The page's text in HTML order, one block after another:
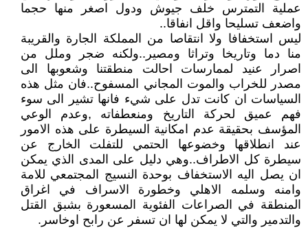
عملية التمترس خلف جيوش ودول اصغر منها حجما
واضعف تسليحا واقل انفاقا..
ليس استخفافا ولا انتقاصا من المملكة الجارة والقريبة
منا دما وتاريخا وتراثا ومصير..ولكنه ضجر وملل من
اصرار عنيد لممارسات احالت منطقتنا وشعوبها الى
مصدر للخراب والموت المجاني المسفوح..فان مثل هذه
السياسات ان كانت تدل على شيء فانها تشير الى سوء
فهم عميق لحركة التاريخ ومنعطفاته ,وعدم الوعي
المؤسف بحقيقة عدم امكانية السيطرة على هذه الامور
عند انطلاقها وخضوعها الحتمي للتفلت الخارج عن
سيطرة كل الاطراف..وهي دليل على المدى الذي يمكن
ان يصل اليه الاستخفاف بوحدة النسيج المجتمعي للامة
وامنه وسلمه الاهلي وخطورة الاسراف في اغراق
المنطقة في الصراعات الفئوية المسعورة بشبق القتل
والتدمير والتي لا يمكن لها ان تسفر عن رابح اوخاسر.